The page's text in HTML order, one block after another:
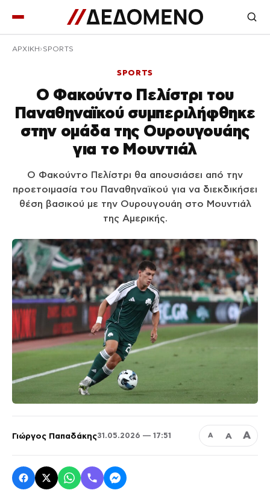
ΑΡΧΙΚΉ SPORTS
SPORTS
Ο Φακούντο Πελίστρι του
Παναθηναϊκού συμπεριλήφθηκε
στην ομάδα της Ουρουγουάης
για το Μουντιάλ
Ο Φακούντο Πελίστρι θα απουσιάσει από την
προετοιμασία του Παναθηναϊκού για να διεκδικήσει
θέση βασικού με την Ουρουγουάη στο Μουντιάλ
της Αμερικής.
Γιώργος Παπαδάκης31.05.2026 — 17:51 Α Α Α